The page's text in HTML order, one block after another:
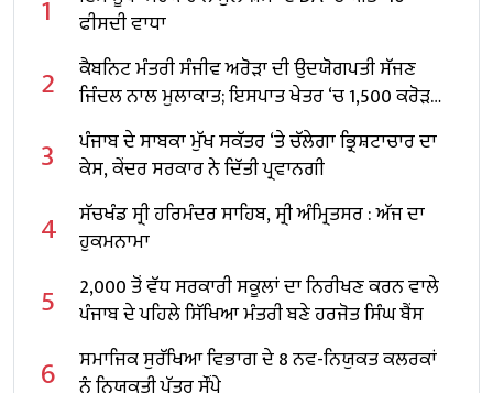
1
ਫੀਸਦੀ ਵਾਧਾ
2
ਕੈਬਨਿਟ ਮੰਤਰੀ ਸੰਜੀਵ ਅਰੋੜਾ ਦੀ ਉਦਯੋਗਪਤੀ ਸੱਜਣ
ਜਿੰਦਲ ਨਾਲ ਮੁਲਾਕਾਤ; ਇਸਪਾਤ ਖੇਤਰ ‘ਚ ₹1,500 ਕਰੋੜ
ਨਿਵੇਸ਼ ਦਾ ਐਲਾਨ
3
ਪੰਜਾਬ ਦੇ ਸਾਬਕਾ ਮੁੱਖ ਸਕੱਤਰ ‘ਤੇ ਚੱਲੇਗਾ ਭ੍ਰਿਸ਼ਟਾਚਾਰ ਦਾ
ਕੇਸ, ਕੇਂਦਰ ਸਰਕਾਰ ਨੇ ਦਿੱਤੀ ਪ੍ਰਵਾਨਗੀ
4
ਸੱਚਖੰਡ ਸ੍ਰੀ ਹਰਿਮੰਦਰ ਸਾਹਿਬ, ਸ੍ਰੀ ਅੰਮ੍ਰਿਤਸਰ : ਅੱਜ ਦਾ
ਹੁਕਮਨਾਮਾ
5
2,000 ਤੋਂ ਵੱਧ ਸਰਕਾਰੀ ਸਕੂਲਾਂ ਦਾ ਨਿਰੀਖਣ ਕਰਨ ਵਾਲੇ
ਪੰਜਾਬ ਦੇ ਪਹਿਲੇ ਸਿੱਖਿਆ ਮੰਤਰੀ ਬਣੇ ਹਰਜੋਤ ਸਿੰਘ ਬੈਂਸ
6
ਸਮਾਜਿਕ ਸੁਰੱਖਿਆ ਵਿਭਾਗ ਦੇ 8 ਨਵ-ਨਿਯੁਕਤ ਕਲਰਕਾਂ